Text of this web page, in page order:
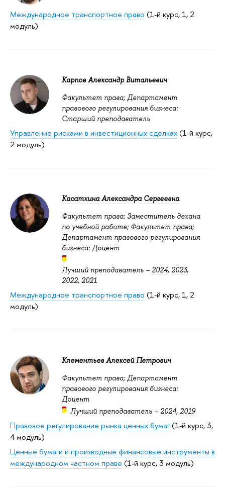
Международное транспортное право (1-й курс, 1, 2
модуль)
Карпов Александр Витальевич
Факультет права; Департамент
правового регулирования бизнеса:
Старший преподаватель
Управление рисками в инвестиционных сделках(1-й курс,
2 модуль)
Касаткина Александра Сергеевна
Факультет права: Заместитель декана
по учебной работе; Факультет права;
Департамент правового регулирования
бизнеса: Доцент
Лучший преподаватель – 2024, 2023,
2022, 2021
Международное транспортное право (1-й курс, 1, 2
модуль)
Клементьев Алексей Петрович
Факультет права; Департамент
правового регулирования бизнеса:
Доцент
Лучший преподаватель – 2024, 2019
Правовое регулирование рынка ценных бумаг(1-й курс, 3,
4 модуль)
Ценные бумаги и производные финансовые инструменты в
международном частном праве (1-й курс, 3 модуль)